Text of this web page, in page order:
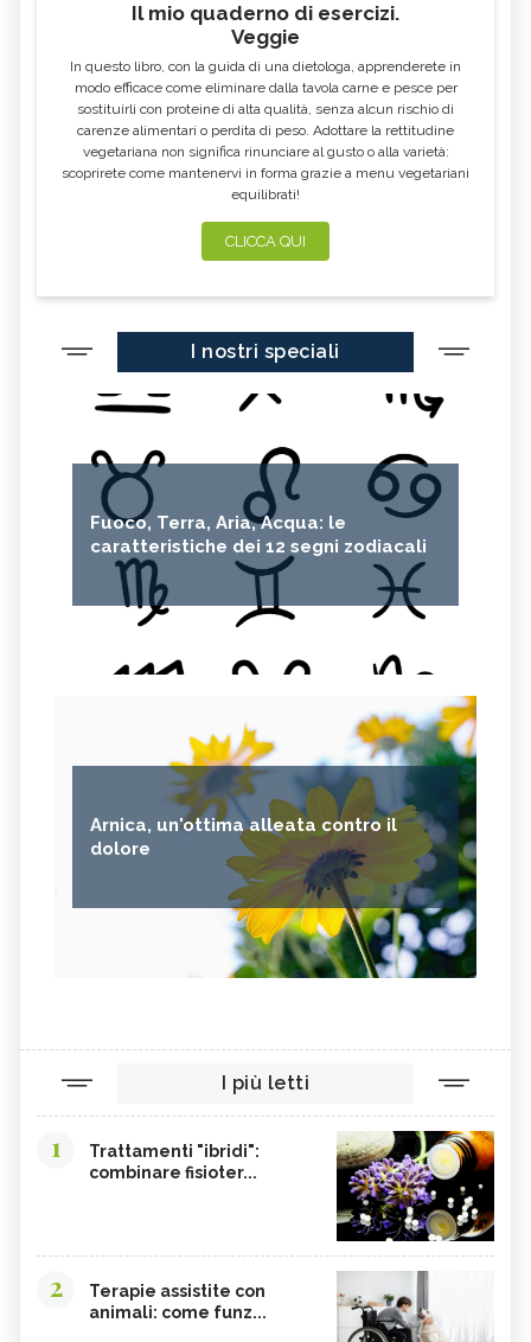
Il mio quaderno di esercizi.
Veggie
In questo libro, con la guida di una dietologa, apprenderete in
modo efficace come eliminare dalla tavola carne e pesce per
sostituirli con proteine di alta qualità, senza alcun rischio di
carenze alimentari o perdita di peso. Adottare la rettitudine
vegetariana non significa rinunciare al gusto o alla varietà:
scoprirete come mantenervi in forma grazie a menu vegetariani
equilibrati!
CLICCA QUI
I nostri speciali
Fuoco, Terra, Aria, Acqua: le
caratteristiche dei 12 segni zodiacali
Arnica, un'ottima alleata contro il
dolore
I più letti
1
Trattamenti "ibridi":
combinare fisioter...
2
Terapie assistite con
animali: come funz...